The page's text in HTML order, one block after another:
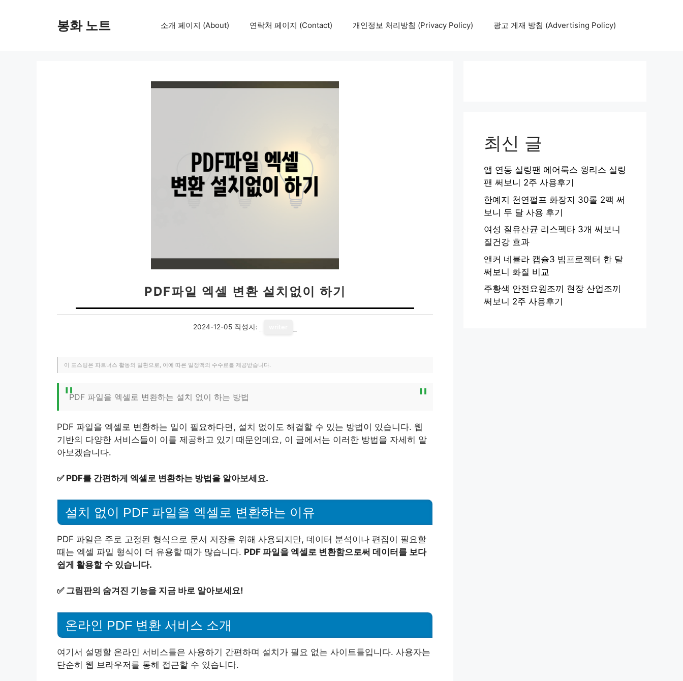
봉화 노트 소개 페이지 (About) 연락처 페이지 (Contact) 개인정보 처리방침 (Privacy Policy) 광고 게재 방침 (Advertising Policy)
PDF파일 엑셀 변환 설치없이 하기
2024-12-05 작성자:
이 포스팅은 파트너스 활동의 일환으로, 이에 따른 일정액의 수수료를 제공받습니다.
PDF 파일을 엑셀로 변환하는 설치 없이 하는 방법
PDF 파일을 엑셀로 변환하는 일이 필요하다면, 설치 없이도 해결할 수 있는 방법이 있습니다. 웹
기반의 다양한 서비스들이 이를 제공하고 있기 때문인데요, 이 글에서는 이러한 방법을 자세히 알
아보겠습니다.
✅ PDF를 간편하게 엑셀로 변환하는 방법을 알아보세요.
설치 없이 PDF 파일을 엑셀로 변환하는 이유
PDF 파일은 주로 고정된 형식으로 문서 저장을 위해 사용되지만, 데이터 분석이나 편집이 필요할
때는 엑셀 파일 형식이 더 유용할 때가 많습니다. PDF 파일을 엑셀로 변환함으로써 데이터를 보다
쉽게 활용할 수 있습니다.
✅ 그림판의 숨겨진 기능을 지금 바로 알아보세요!
온라인 PDF 변환 서비스 소개
여기서 설명할 온라인 서비스들은 사용하기 간편하며 설치가 필요 없는 사이트들입니다. 사용자는
단순히 웹 브라우저를 통해 접근할 수 있습니다.
최신 글
앱 연동 실링팬 에어룩스 윙리스 실링
팬 써보니 2주 사용후기
한예지 천연펄프 화장지 30롤 2팩 써
보니 두 달 사용 후기
여성 질유산균 리스펙타 3개 써보니
질건강 효과
앤커 네뷸라 캡슐3 빔프로젝터 한 달
써보니 화질 비교
주황색 안전요원조끼 현장 산업조끼
써보니 2주 사용후기